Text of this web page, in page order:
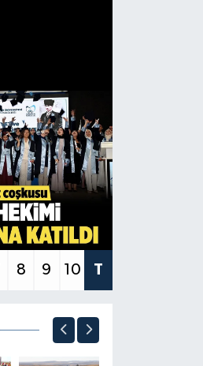
8 9 10 T